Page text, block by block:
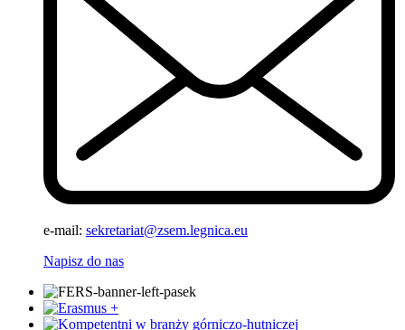
e-mail: sekretariat@zsem.legnica.eu
Napisz do nas